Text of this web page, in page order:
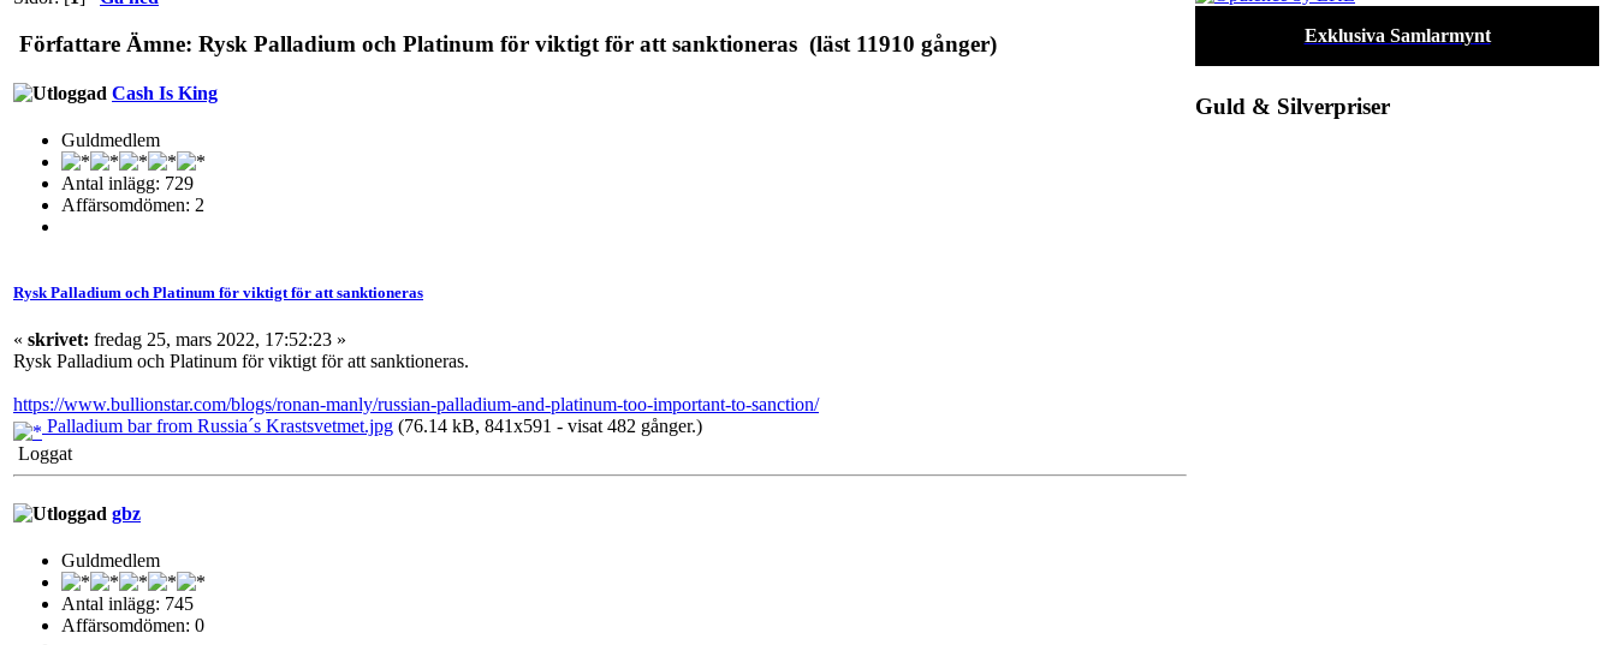
Författare Ämne: Rysk Palladium och Platinum för viktigt för att sanktioneras (läst 11910 gånger)
Cash Is King
Guldmedlem
Antal inlägg: 729
Affärsomdömen: 2
Rysk Palladium och Platinum för viktigt för att sanktioneras
« skrivet: fredag 25, mars 2022, 17:52:23 »
Rysk Palladium och Platinum för viktigt för att sanktioneras.
https://www.bullionstar.com/blogs/ronan-manly/russian-palladium-and-platinum-too-important-to-sanction/
Palladium bar from Russia´s Krastsvetmet.jpg (76.14 kB, 841x591 - visat 482 gånger.)
Loggat
gbz
Guldmedlem
Antal inlägg: 745
Affärsomdömen: 0
Exklusiva Samlarmynt
Guld & Silverpriser